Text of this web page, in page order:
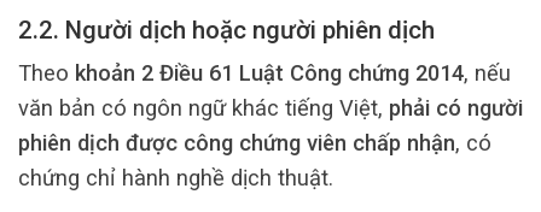
2.2. Người dịch hoặc người phiên dịch
Theo khoản 2 Điều 61 Luật Công chứng 2014, nếu
văn bản có ngôn ngữ khác tiếng Việt, phải có người
phiên dịch được công chứng viên chấp nhận, có
chứng chỉ hành nghề dịch thuật.